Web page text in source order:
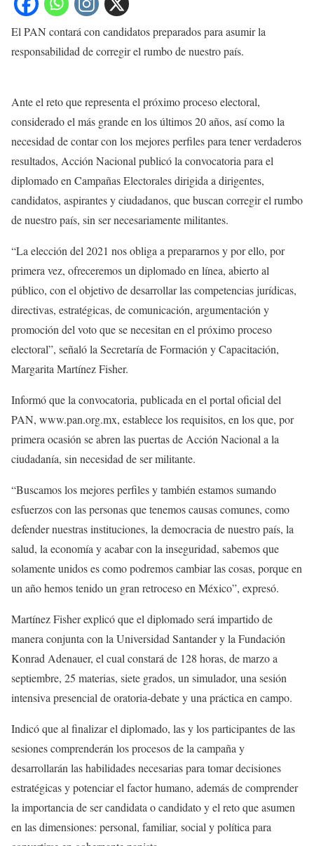
El PAN contará con candidatos preparados para asumir la
responsabilidad de corregir el rumbo de nuestro país.
Ante el reto que representa el próximo proceso electoral,
considerado el más grande en los últimos 20 años, así como la
necesidad de contar con los mejores perfiles para tener verdaderos
resultados, Acción Nacional publicó la convocatoria para el
diplomado en Campañas Electorales dirigida a dirigentes,
candidatos, aspirantes y ciudadanos, que buscan corregir el rumbo
de nuestro país, sin ser necesariamente militantes.
“La elección del 2021 nos obliga a prepararnos y por ello, por
primera vez, ofreceremos un diplomado en línea, abierto al
público, con el objetivo de desarrollar las competencias jurídicas,
directivas, estratégicas, de comunicación, argumentación y
promoción del voto que se necesitan en el próximo proceso
electoral”, señaló la Secretaría de Formación y Capacitación,
Margarita Martínez Fisher.
Informó que la convocatoria, publicada en el portal oficial del
PAN, www.pan.org.mx, establece los requisitos, en los que, por
primera ocasión se abren las puertas de Acción Nacional a la
ciudadanía, sin necesidad de ser militante.
“Buscamos los mejores perfiles y también estamos sumando
esfuerzos con las personas que tenemos causas comunes, como
defender nuestras instituciones, la democracia de nuestro país, la
salud, la economía y acabar con la inseguridad, sabemos que
solamente unidos es como podremos cambiar las cosas, porque en
un año hemos tenido un gran retroceso en México”, expresó.
Martínez Fisher explicó que el diplomado será impartido de
manera conjunta con la Universidad Santander y la Fundación
Konrad Adenauer, el cual constará de 128 horas, de marzo a
septiembre, 25 materias, siete grados, un simulador, una sesión
intensiva presencial de oratoria-debate y una práctica en campo.
Indicó que al finalizar el diplomado, las y los participantes de las
sesiones comprenderán los procesos de la campaña y
desarrollarán las habilidades necesarias para tomar decisiones
estratégicas y potenciar el factor humano, además de comprender
la importancia de ser candidata o candidato y el reto que asumen
en las dimensiones: personal, familiar, social y política para